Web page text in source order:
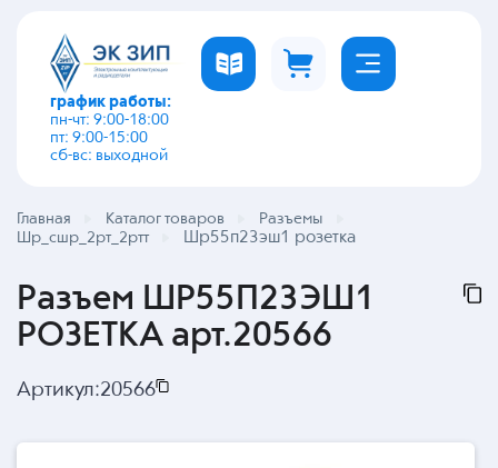
график работы:
пн-чт: 9:00-18:00
пт: 9:00-15:00
сб-вс: выходной
Главная Каталог товаров
Разъемы
Шр_сшр_2рт_2ртт
Шр55п23эш1 розетка
Разъем ШР55П23ЭШ1
РОЗЕТКА арт.20566
Артикул:20566